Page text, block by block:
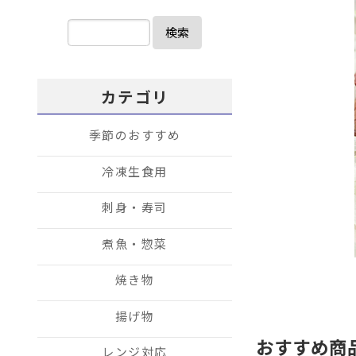
おすすめ商
検索
カテゴリ
季節のおすすめ
冷凍生食用
刺身・寿司
煮魚・惣菜
焼き物
揚げ物
レンジ対応